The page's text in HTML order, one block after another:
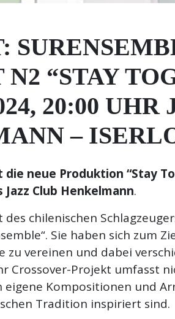
“STAY
20:00
–
neue Produktion “Stay
Club Henkelmann.
des chilenischen
Sie haben sich zum
zu vereinen und dabei
Crossover-Projekt umfasst
eigene Kompositionen und
Tradition inspiriert sind.